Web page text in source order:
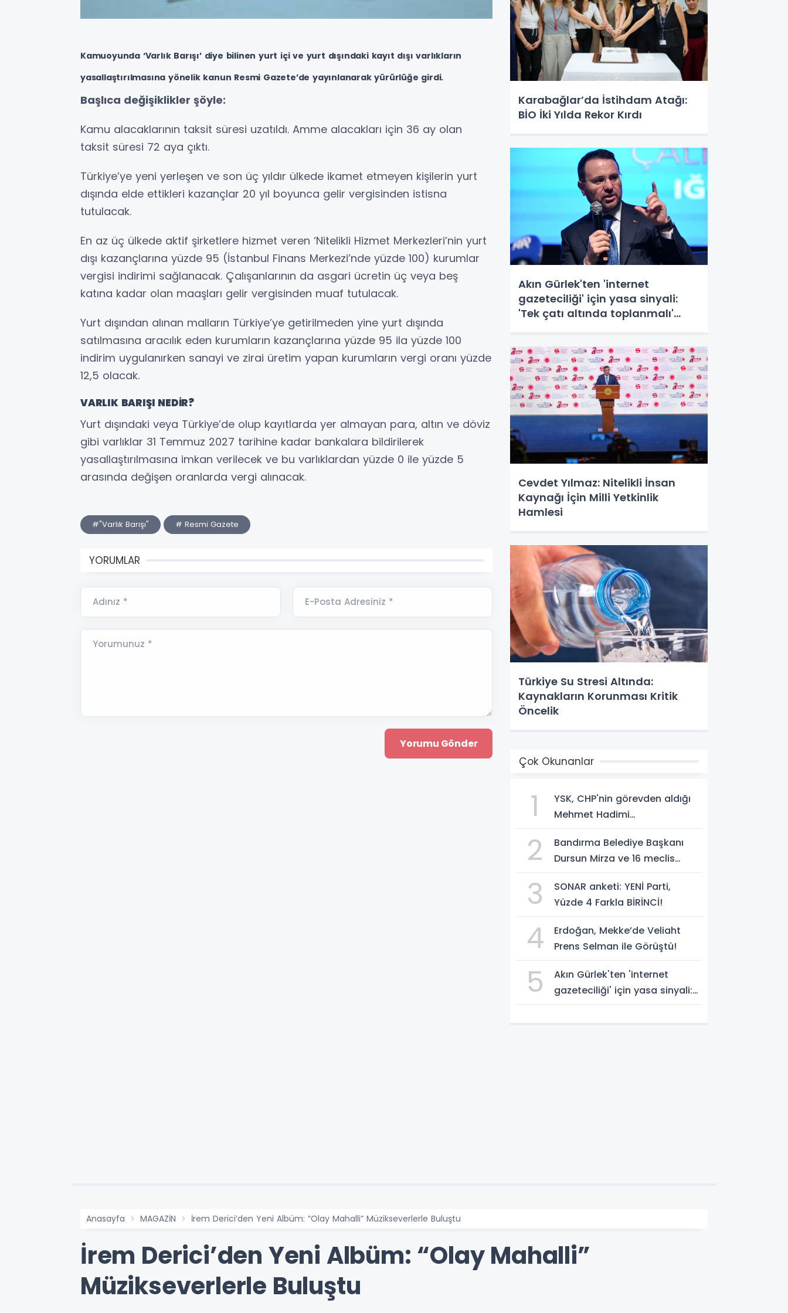
Kamuoyunda ‘Varlık Barışı’ diye bilinen yurt içi ve yurt dışındaki kayıt dışı varlıkların
yasallaştırılmasına yönelik kanun Resmi Gazete’de yayınlanarak yürürlüğe girdi.
Başlıca değişiklikler şöyle:
Kamu alacaklarının taksit süresi uzatıldı. Amme alacakları için 36 ay olan
taksit süresi 72 aya çıktı.
Türkiye’ye yeni yerleşen ve son üç yıldır ülkede ikamet etmeyen kişilerin yurt
dışında elde ettikleri kazançlar 20 yıl boyunca gelir vergisinden istisna
tutulacak.
En az üç ülkede aktif şirketlere hizmet veren ‘Nitelikli Hizmet Merkezleri’nin yurt
dışı kazançlarına yüzde 95 (İstanbul Finans Merkezi’nde yüzde 100) kurumlar
vergisi indirimi sağlanacak. Çalışanlarının da asgari ücretin üç veya beş
katına kadar olan maaşları gelir vergisinden muaf tutulacak.
Yurt dışından alınan malların Türkiye’ye getirilmeden yine yurt dışında
satılmasına aracılık eden kurumların kazançlarına yüzde 95 ila yüzde 100
indirim uygulanırken sanayi ve zirai üretim yapan kurumların vergi oranı yüzde
12,5 olacak.
VARLIK BARIŞI NEDİR?
Yurt dışındaki veya Türkiye’de olup kayıtlarda yer almayan para, altın ve döviz
gibi varlıklar 31 Temmuz 2027 tarihine kadar bankalara bildirilerek
yasallaştırılmasına imkan verilecek ve bu varlıklardan yüzde 0 ile yüzde 5
arasında değişen oranlarda vergi alınacak.
#"Varlık Barışı" # Resmi Gazete
YORUMLAR
Adınız * E-Posta Adresiniz *
Yorumunuz *
Karabağlar’da İstihdam Atağı:
BİO İki Yılda Rekor Kırdı
Akın Gürlek'ten 'internet
gazeteciliği' için yasa sinyali:
'Tek çatı altında toplanmalı'
Cevdet Yılmaz: Nitelikli İnsan
Kaynağı İçin Milli Yetkinlik
Hamlesi
Türkiye Su Stresi Altında:
Kaynakların Korunması Kritik
Öncelik
Çok Okunanlar
1
YSK, CHP'nin görevden aldığı
Mehmet Hadimi
temsilcisi olarak atadı!
2
Bandırma Belediye Başkanı
Dursun Mirza ve 16 meclis
geçti!
3
SONAR anketi: YENİ Parti,
Yüzde 4 Farkla BİRİNCİ!
4
Erdoğan, Mekke’de Veliaht
Prens Selman ile Görüştü!
5
Akın Gürlek'ten 'internet
gazeteciliği' için yasa sinyali:
Anasayfa MAGAZİN İrem Derici’den Yeni Albüm: “Olay Mahalli” Müzikseverlerle Buluştu
İrem Derici’den Yeni Albüm: “Olay Mahalli”
Müzikseverlerle Buluştu